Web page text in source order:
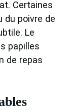
Certaines
du poivre de
Le
papilles
de repas